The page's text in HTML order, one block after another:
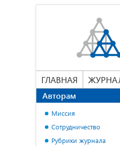
ГЛАВНАЯ
Авторам
Миссия
Сотрудничество
Рубрики журнала